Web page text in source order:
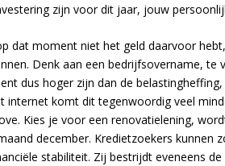
zijn voor dit jaar, jouw
dat moment niet het geld daarvoor
Denk aan een bedrijfsovername,
dus hoger zijn dan de
internet komt dit tegenwoordig veel
Kies je voor een renovatielening,
december. Kredietzoekers kunnen
stabiliteit. Zij bestrijdt eveneens